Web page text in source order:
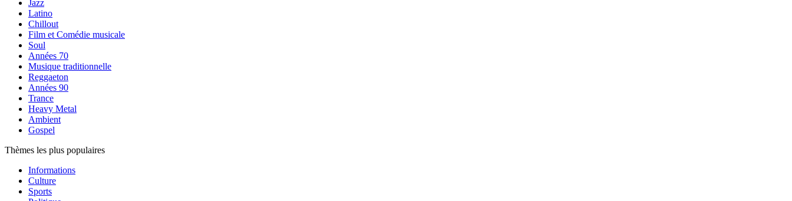
Jazz
Latino
Chillout
Film et Comédie musicale
Soul
Années 70
Musique traditionnelle
Reggaeton
Années 90
Trance
Heavy Metal
Ambient
Gospel
Thèmes les plus populaires
Informations
Culture
Sports